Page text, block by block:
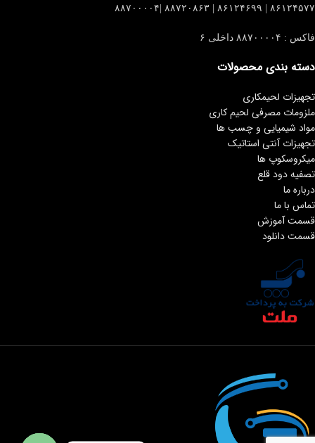
۸۶۱۲۴۵۷۷ | ۸۶۱۲۴۶۹۹ | ۸۸۷۲۰۸۶۳ |۸۸۷۰۰۰۰۴
فاکس : ۸۸۷۰۰۰۰۴ داخلی ۶
دسته بندی محصولات
تجهیزات لحیمکاری
ملزومات مصرفی لحیم کاری
مواد شیمیایی و چسب ها
تجهیزات آنتی استاتیک
میکروسکوپ ها
تصفیه دود قلع
درباره ما
تماس با ما
قسمت آموزش
قسمت دانلود